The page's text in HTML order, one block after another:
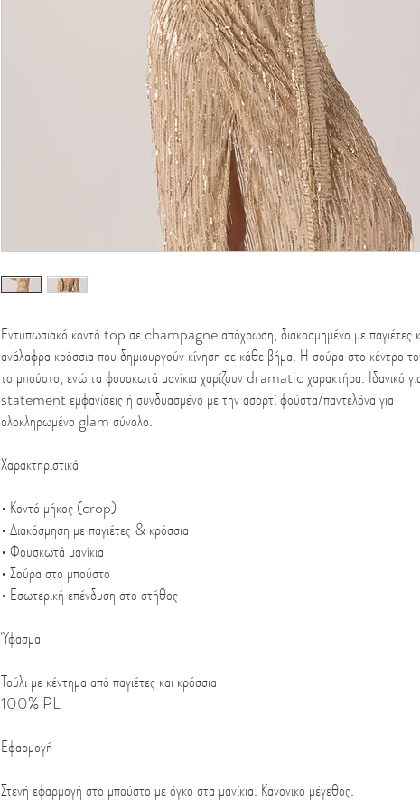
Εντυπωσιακό κοντό top σε champagne απόχρωση, διακοσμημένο με παγιέτες
ανάλαφρα κρόσσια που δημιουργούν κίνηση σε κάθε βήμα. Η σούρα στο κέντρο
το μπούστο, ενώ τα φουσκωτά μανίκια χαρίζουν dramatic χαρακτήρα. Ιδανικό
statement εμφανίσεις ή συνδυασμένο με την ασορτί φούστα/παντελόνα για
ολοκληρωμένο glam σύνολο.
Χαρακτηριστικά
• Κοντό μήκος (crop)
• Διακόσμηση με παγιέτες & κρόσσια
• Φουσκωτά μανίκια
• Σούρα στο μπούστο
• Εσωτερική επένδυση στο στήθος
Ύφασμα
Τούλι με κέντημα από παγιέτες και κρόσσια
100% PL
Εφαρμογή
Στενή εφαρμογή στο μπούστο με όγκο στα μανίκια. Κανονικό μέγεθος.